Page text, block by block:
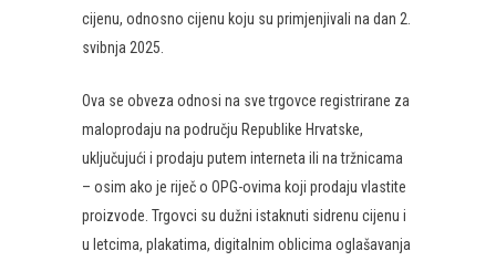
cijenu, odnosno cijenu koju su primjenjivali na dan 2.
svibnja 2025.
Ova se obveza odnosi na sve trgovce registrirane za
maloprodaju na području Republike Hrvatske,
uključujući i prodaju putem interneta ili na tržnicama
– osim ako je riječ o OPG-ovima koji prodaju vlastite
proizvode. Trgovci su dužni istaknuti sidrenu cijenu i
u letcima, plakatima, digitalnim oblicima oglašavanja